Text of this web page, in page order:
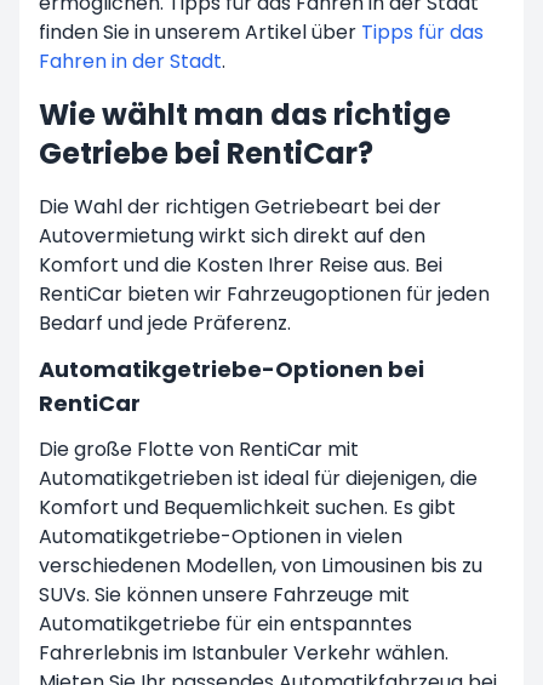
finden Sie in unserem Artikel über Tipps für das
Fahren in der Stadt.
Wie wählt man das richtige
Getriebe bei RentiCar?
Die Wahl der richtigen Getriebeart bei der
Autovermietung wirkt sich direkt auf den
Komfort und die Kosten Ihrer Reise aus. Bei
RentiCar bieten wir Fahrzeugoptionen für jeden
Bedarf und jede Präferenz.
Automatikgetriebe-Optionen bei
RentiCar
Die große Flotte von RentiCar mit
Automatikgetrieben ist ideal für diejenigen, die
Komfort und Bequemlichkeit suchen. Es gibt
Automatikgetriebe-Optionen in vielen
verschiedenen Modellen, von Limousinen bis zu
SUVs. Sie können unsere Fahrzeuge mit
Automatikgetriebe für ein entspanntes
Fahrerlebnis im Istanbuler Verkehr wählen.